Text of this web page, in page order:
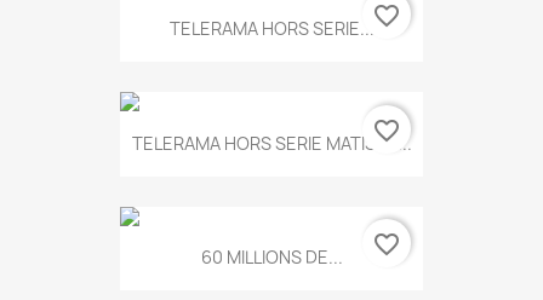
TELERAMA HORS SERIE...favorite_border
TELERAMA HORS SERIE MATISSE...
favorite_border
60 MILLIONS DE... favorite_border